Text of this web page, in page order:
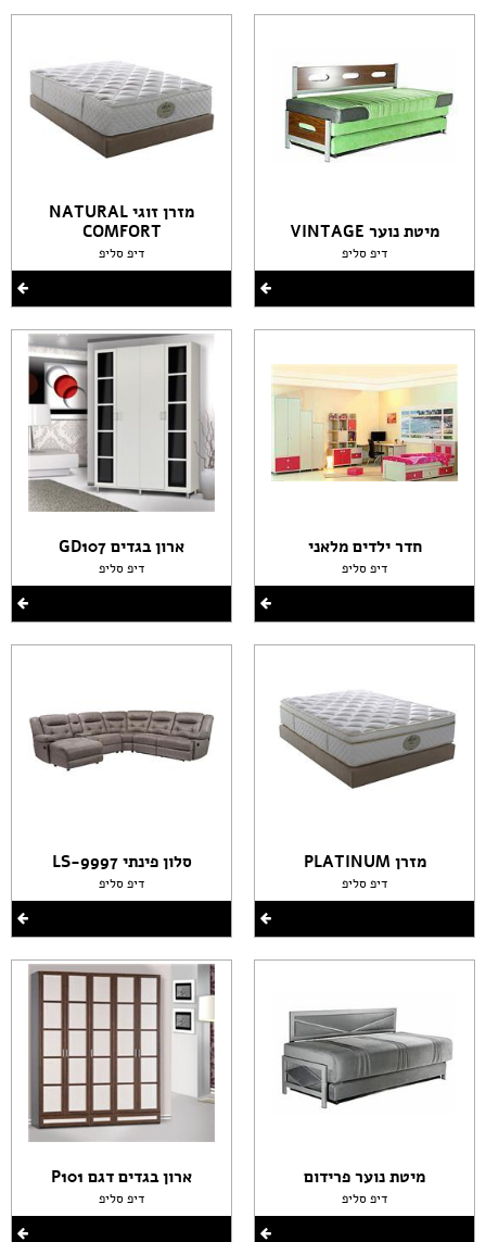
מיטת נוער VINTAGE
דיפ סליפ
חדר ילדים מלאני
דיפ סליפ
מזרן PLATINUM
דיפ סליפ
מיטת נוער פרידום
דיפ סליפ
מזרן זוגי NATURAL
COMFORT
דיפ סליפ
ארון בגדים GD107
דיפ סליפ
סלון פינתי LS-9997
דיפ סליפ
ארון בגדים דגם P101
דיפ סליפ